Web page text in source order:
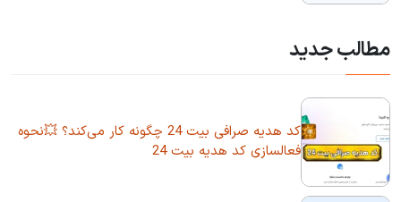
مطالب جدید
کد هدیه صرافی بیت 24 چگونه کار می‌کند؟ 💥نحوه
فعالسازی کد هدیه بیت 24